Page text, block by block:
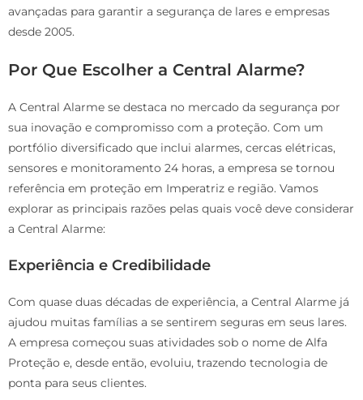
avançadas para garantir a segurança de lares e empresas
desde 2005.
Por Que Escolher a Central Alarme?
A Central Alarme se destaca no mercado da segurança por
sua inovação e compromisso com a proteção. Com um
portfólio diversificado que inclui alarmes, cercas elétricas,
sensores e monitoramento 24 horas, a empresa se tornou
referência em proteção em Imperatriz e região. Vamos
explorar as principais razões pelas quais você deve considerar
a Central Alarme:
Experiência e Credibilidade
Com quase duas décadas de experiência, a Central Alarme já
ajudou muitas famílias a se sentirem seguras em seus lares.
A empresa começou suas atividades sob o nome de Alfa
Proteção e, desde então, evoluiu, trazendo tecnologia de
ponta para seus clientes.